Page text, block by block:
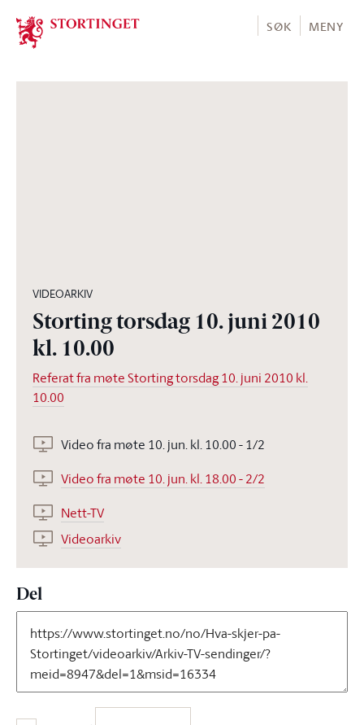
Stortinget.no
SØK MENY
VIDEOARKIV
Storting torsdag 10. juni 2010
kl. 10.00
Referat fra møte Storting torsdag 10. juni 2010 kl.
10.00
Video fra møte 10. jun. kl. 10.00 - 1/2
Video fra møte 10. jun. kl. 18.00 - 2/2
Nett-TV
Videoarkiv
Del